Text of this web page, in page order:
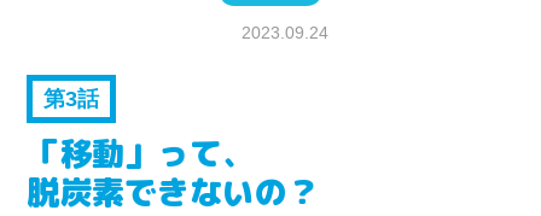
2023.09.24
「移動」って、
脱炭素できないの？
第3話